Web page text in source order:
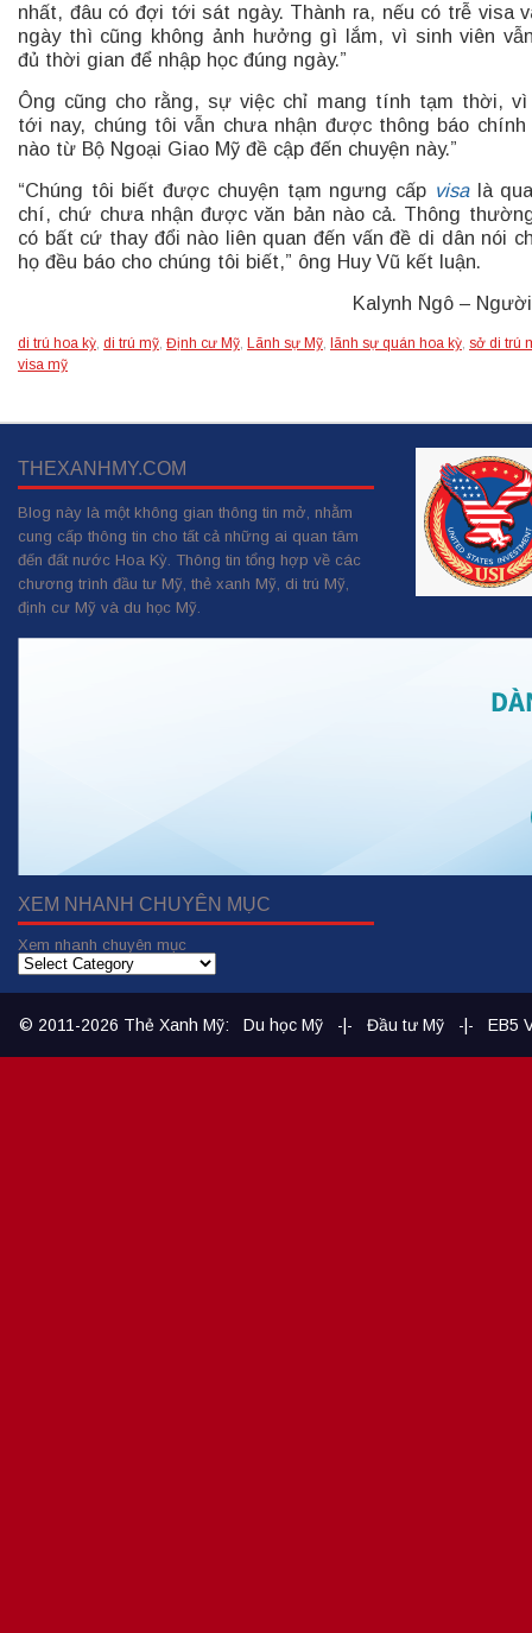
nhất, đâu có đợi tới sát ngày. Thành ra, nếu có trễ visa
ngày thì cũng không ảnh hưởng gì lắm, vì sinh viên
đủ thời gian để nhập học đúng ngày.”
Ông cũng cho rằng, sự việc chỉ mang tính tạm thời, vì
tới nay, chúng tôi vẫn chưa nhận được thông báo
nào từ Bộ Ngoại Giao Mỹ đề cập đến chuyện này.”
“Chúng tôi biết được chuyện tạm ngưng cấp visalà
chí, chứ chưa nhận được văn bản nào cả. Thông
có bất cứ thay đổi nào liên quan đến vấn đề di dân nói
họ đều báo cho chúng tôi biết,” ông Huy Vũ kết luận.
Kalynh Ngô –
di trú hoa kỳ, di trú mỹ, Định cư Mỹ, Lãnh sự Mỹ, lãnh sự quán hoa kỳ, sở di trú
visa mỹ
THEXANHMY.COM
Blog này là một không gian thông tin mở, nhằm
cung cấp thông tin cho tất cả những ai quan tâm
đến đất nước Hoa Kỳ. Thông tin tổng hợp về các
chương trình đầu tư Mỹ, thẻ xanh Mỹ, di trú Mỹ,
định cư Mỹ và du học Mỹ.
XEM NHANH CHUYÊN MỤC
Xem nhanh chuyên mục
© 2011-2026 Thẻ Xanh Mỹ: Du học Mỹ -|- Đầu tư Mỹ -|- EB5